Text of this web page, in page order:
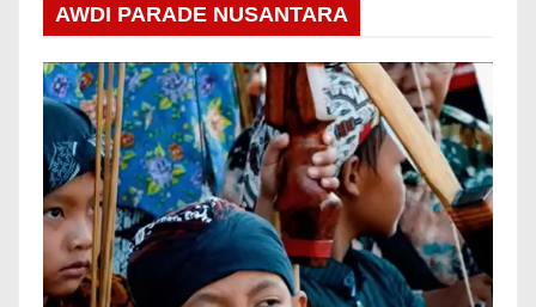
AWDI PARADE NUSANTARA